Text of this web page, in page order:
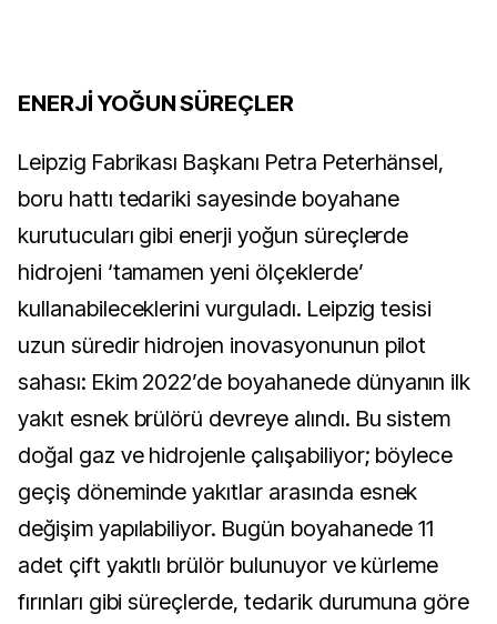
ENERJİ YOĞUN SÜREÇLER
Leipzig Fabrikası Başkanı Petra Peterhänsel,
boru hattı tedariki sayesinde boyahane
kurutucuları gibi enerji yoğun süreçlerde
hidrojeni ‘tamamen yeni ölçeklerde’
kullanabileceklerini vurguladı. Leipzig tesisi
uzun süredir hidrojen inovasyonunun pilot
sahası: Ekim 2022’de boyahanede dünyanın ilk
yakıt esnek brülörü devreye alındı. Bu sistem
doğal gaz ve hidrojenle çalışabiliyor; böylece
geçiş döneminde yakıtlar arasında esnek
değişim yapılabiliyor. Bugün boyahanede 11
adet çift yakıtlı brülör bulunuyor ve kürleme
fırınları gibi süreçlerde, tedarik durumuna göre